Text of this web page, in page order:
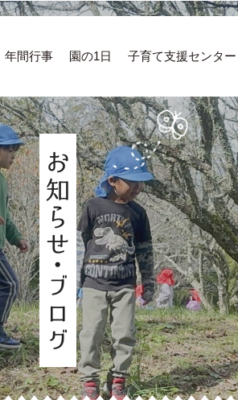
年間行事 園の1日 子育て支援センター